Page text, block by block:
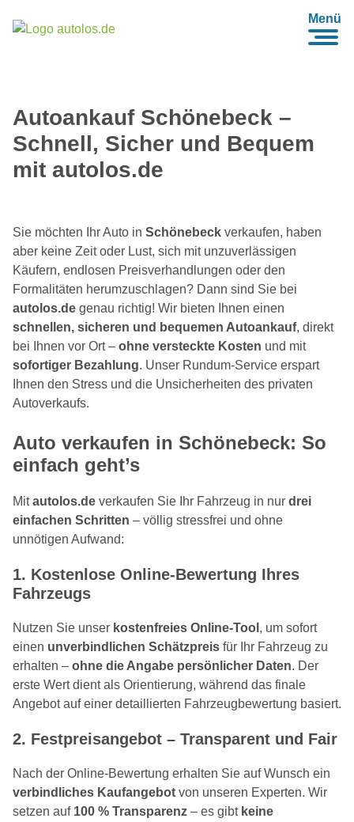
Menü
Autoankauf Schönebeck –
Schnell, Sicher und Bequem
mit autolos.de
Sie möchten Ihr Auto in Schönebeck verkaufen, haben
aber keine Zeit oder Lust, sich mit unzuverlässigen
Käufern, endlosen Preisverhandlungen oder den
Formalitäten herumzuschlagen? Dann sind Sie bei
autolos.de genau richtig! Wir bieten Ihnen einen
schnellen, sicheren und bequemen Autoankauf, direkt
bei Ihnen vor Ort – ohne versteckte Kosten und mit
sofortiger Bezahlung. Unser Rundum-Service erspart
Ihnen den Stress und die Unsicherheiten des privaten
Autoverkaufs.
Auto verkaufen in Schönebeck: So
einfach geht’s
Mitautolos.de verkaufen Sie Ihr Fahrzeug in nur drei
einfachen Schritten – völlig stressfrei und ohne
unnötigen Aufwand:
1. Kostenlose Online-Bewertung Ihres
Fahrzeugs
Nutzen Sie unser kostenfreies Online-Tool , um sofort
einen unverbindlichen Schätzpreis für Ihr Fahrzeug zu
erhalten – ohne die Angabe persönlicher Daten. Der
erste Wert dient als Orientierung, während das finale
Angebot auf einer detaillierten Fahrzeugbewertung basiert.
2. Festpreisangebot – Transparent und Fair
Nach der Online-Bewertung erhalten Sie auf Wunsch ein
verbindliches Kaufangebot von unseren Experten. Wir
setzen auf 100 % Transparenz – es gibt keine